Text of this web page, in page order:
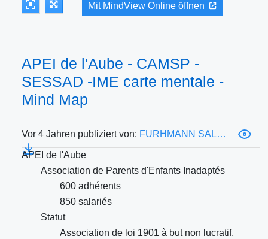
Mit MindView Online öffnen
APEI de l'Aube - CAMSP -
SESSAD -IME carte mentale -
Mind Map
Vor 4 Jahren publiziert von: FURHMANN SALOMÉ
APEI de l'Aube
Association de Parents d'Enfants Inadaptés
600 adhérents
850 salariés
Statut
Association de loi 1901 à but non lucratif,